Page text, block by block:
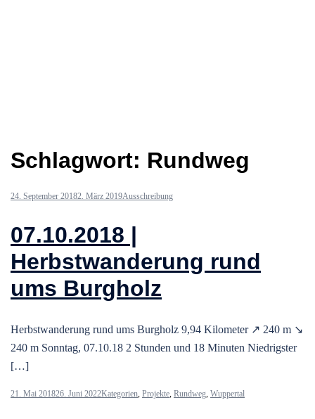
Schlagwort: Rundweg
24. September 20182. März 2019Ausschreibung
07.10.2018 |
Herbstwanderung rund
ums Burgholz
Herbstwanderung rund ums Burgholz 9,94 Kilometer ↗ 240 m ↘
240 m Sonntag, 07.10.18 2 Stunden und 18 Minuten Niedrigster
[…]
21. Mai 201826. Juni 2022Kategorien, Projekte, Rundweg, Wuppertal